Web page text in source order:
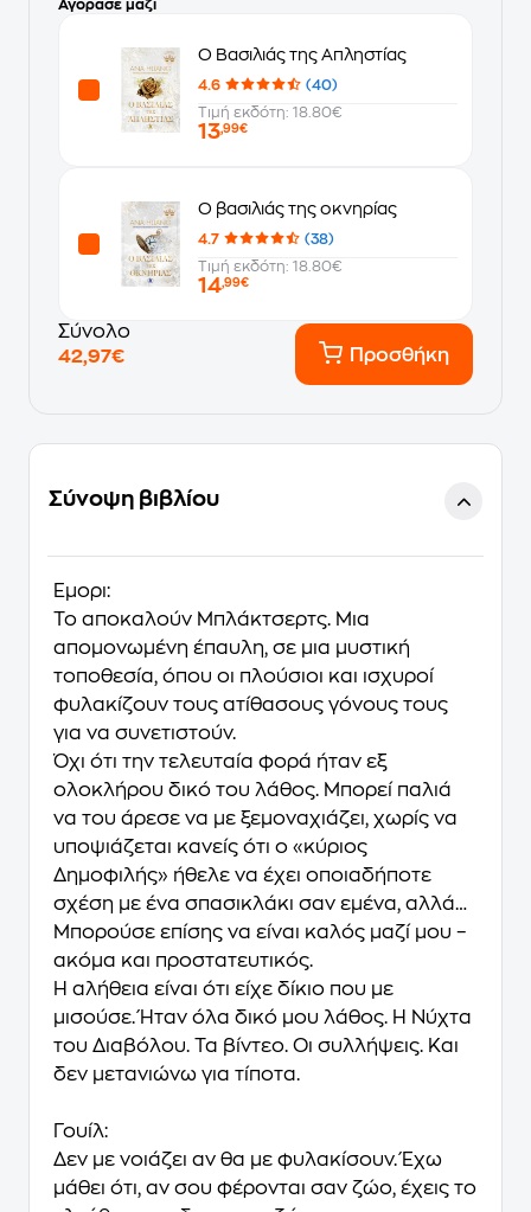
Αγόρασε μαζί
O Βασιλιάς της Απληστίας
4.6
(40)
Τιμή εκδότη: 18.80€
13,99€
Ο βασιλιάς της οκνηρίας
4.7
(38)
Τιμή εκδότη: 18.80€
14,99€
Σύνολο
42,97€
Προσθήκη
Σύνοψη βιβλίου
Έμορι:
Το αποκαλούν Μπλάκτσερτς. Μια
απομονωμένη έπαυλη, σε μια μυστική
τοποθεσία, όπου οι πλούσιοι και ισχυροί
φυλακίζουν τους ατίθασους γόνους τους
για να συνετιστούν.
Όχι ότι την τελευταία φορά ήταν εξ
ολοκλήρου δικό του λάθος. Μπορεί παλιά
να του άρεσε να με ξεμοναχιάζει, χωρίς να
υποψιάζεται κανείς ότι ο «κύριος
Δημοφιλής» ήθελε να έχει οποιαδήποτε
σχέση με ένα σπασικλάκι σαν εμένα, αλλά…
Μπορούσε επίσης να είναι καλός μαζί μου –
ακόμα και προστατευτικός.
Η αλήθεια είναι ότι είχε δίκιο που με
μισούσε. Ήταν όλα δικό μου λάθος. Η Νύχτα
του Διαβόλου. Τα βίντεο. Οι συλλήψεις. Και
δεν μετανιώνω για τίποτα.
Γουίλ:
Δεν με νοιάζει αν θα με φυλακίσουν. Έχω
μάθει ότι, αν σου φέρονται σαν ζώο, έχεις το